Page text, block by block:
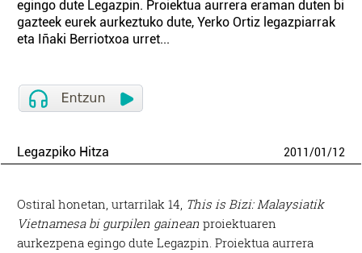
egingo dute Legazpin. Proiektua aurrera eraman duten bi
gazteek eurek aurkeztuko dute, Yerko Ortiz legazpiarrak
eta Iñaki Berriotxoa urret...
Legazpiko Hitza 2011/01/12
Ostiral honetan, urtarrilak 14, This is Bizi: Malaysiatik
Vietnamesa bi gurpilen gainean proiektuaren
aurkezpena egingo dute Legazpin. Proiektua aurrera